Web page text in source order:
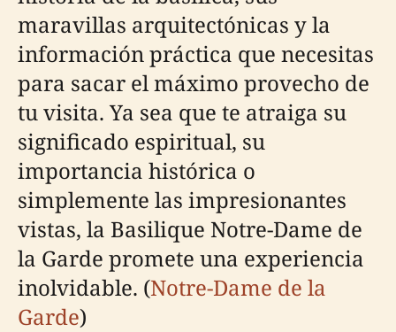
maravillas arquitectónicas y la
información práctica que necesitas
para sacar el máximo provecho de
tu visita. Ya sea que te atraiga su
significado espiritual, su
importancia histórica o
simplemente las impresionantes
vistas, la Basilique Notre-Dame de
la Garde promete una experiencia
inolvidable. (Notre-Dame de la
Garde)